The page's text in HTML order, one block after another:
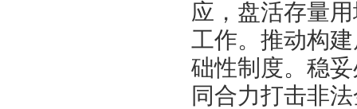
应，盘活存量
工作。推动构
础性制度。稳
同合力打击非